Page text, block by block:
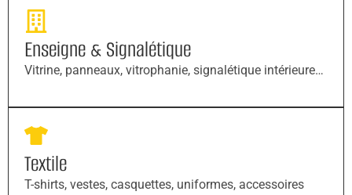
Enseigne & Signalétique
Vitrine, panneaux, vitrophanie, signalétique intérieure…
Textile
T-shirts, vestes, casquettes, uniformes, accessoires